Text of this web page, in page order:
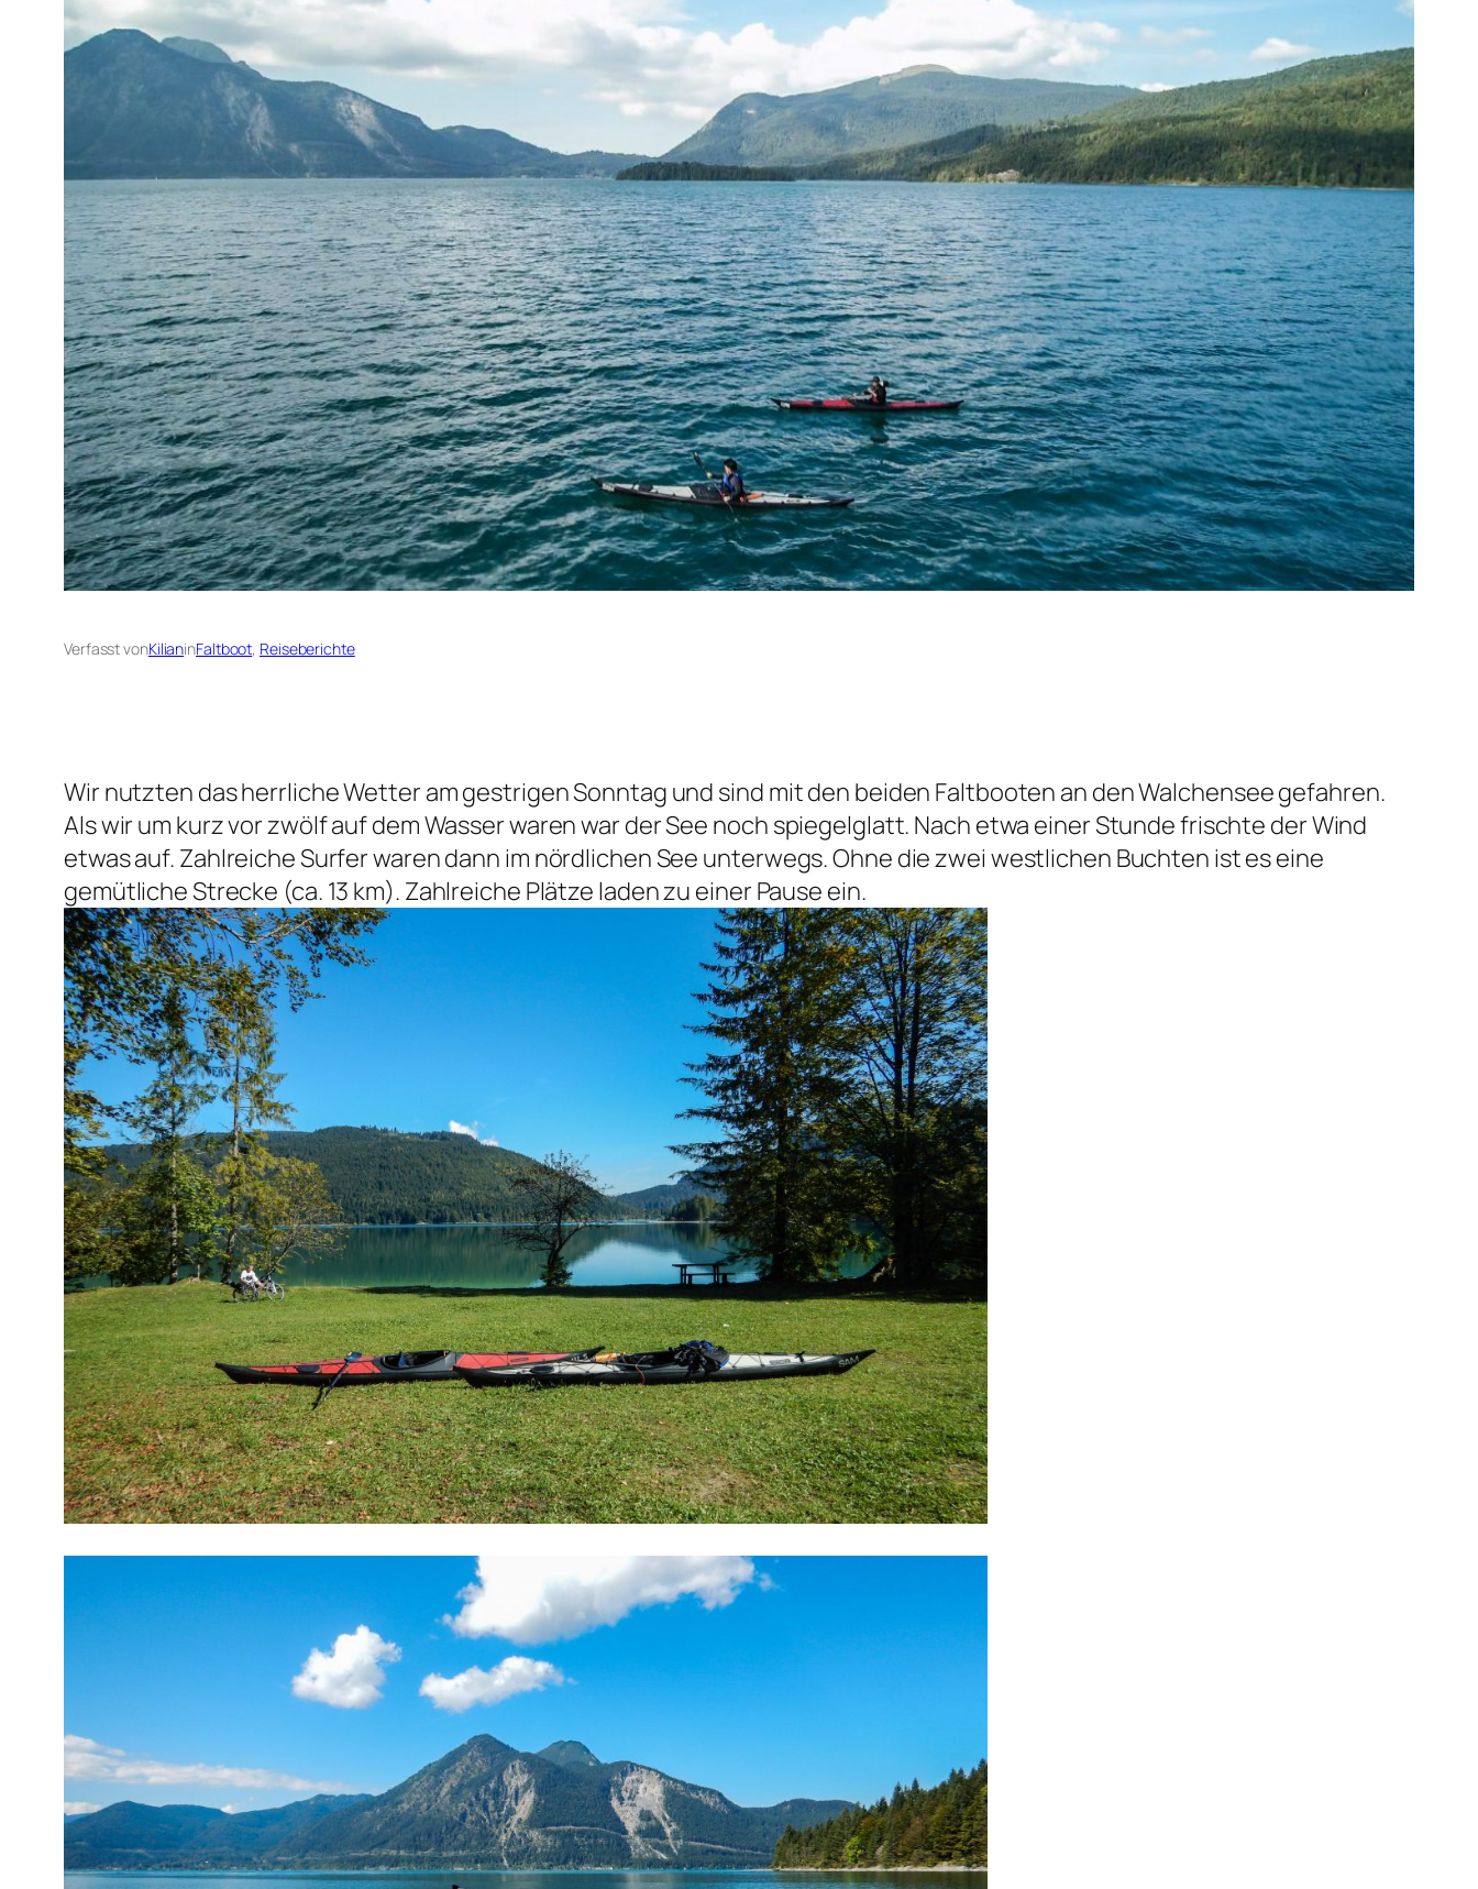
Verfasst vonKilianinFaltboot, Reiseberichte
Wir nutzten das herrliche Wetter am gestrigen Sonntag und sind mit den beiden Faltbooten an den Walchensee gefahren.
Als wir um kurz vor zwölf auf dem Wasser waren war der See noch spiegelglatt. Nach etwa einer Stunde frischte der Wind
etwas auf. Zahlreiche Surfer waren dann im nördlichen See unterwegs. Ohne die zwei westlichen Buchten ist es eine
gemütliche Strecke (ca. 13 km). Zahlreiche Plätze laden zu einer Pause ein.